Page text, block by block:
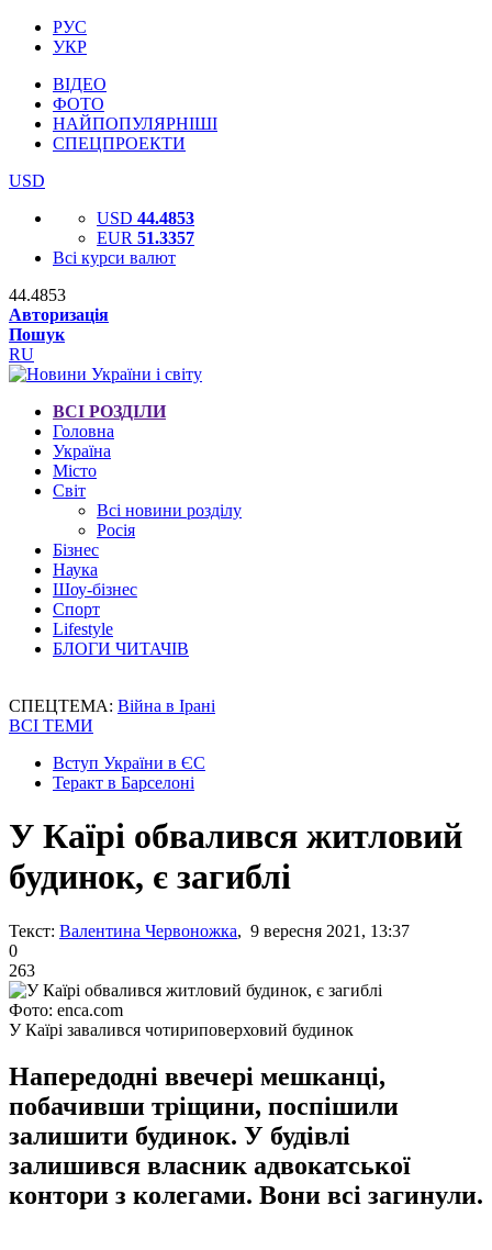
РУС
УКР
ВІДЕО
ФОТО
НАЙПОПУЛЯРНІШІ
СПЕЦПРОЕКТИ
USD
USD 44.4853
EUR 51.3357
Всі курси валют
44.4853
Авторизація
Пошук
RU
ВСІ РОЗДІЛИ
Головна
Україна
Місто
Світ
Всі новини розділу
Росія
Бізнес
Наука
Шоу-бізнес
Спорт
Lifestyle
БЛОГИ ЧИТАЧІВ
СПЕЦТЕМА: Війна в Ірані
ВСІ ТЕМИ
Вступ України в ЄС
Теракт в Барселоні
У Каїрі обвалився житловий
будинок, є загиблі
Текст: Валентина Червоножка, 9 вересня 2021, 13:37
0
263
Фото: enca.com
У Каїрі завалився чотириповерховий будинок
Напередодні ввечері мешканці,
побачивши тріщини, поспішили
залишити будинок. У будівлі
залишився власник адвокатської
контори з колегами. Вони всі загинули.